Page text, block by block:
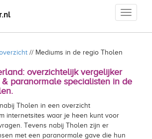
Toggle
// Mediums in de regio Tholen
overzichtelijk vergelijker
paranormale specialisten in de
Tholen in een overzicht
internetsites waar je heen kunt voor
Tevens nabij Tholen zijn er
met een paranormale gave die hun